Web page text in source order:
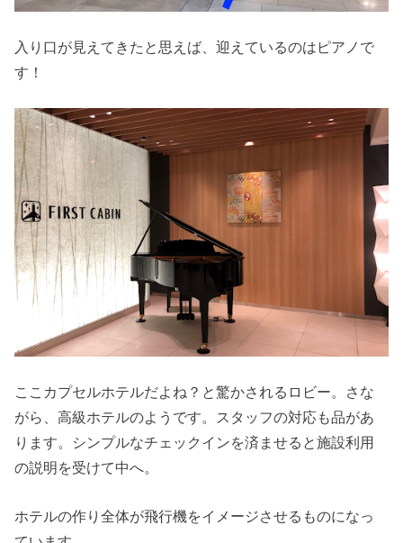
入り口が見えてきたと思えば、迎えているのはピアノで
す！
ここカプセルホテルだよね？と驚かされるロビー。さな
がら、高級ホテルのようです。スタッフの対応も品があ
ります。シンプルなチェックインを済ませると施設利用
の説明を受けて中へ。
ホテルの作り全体が飛行機をイメージさせるものになっ